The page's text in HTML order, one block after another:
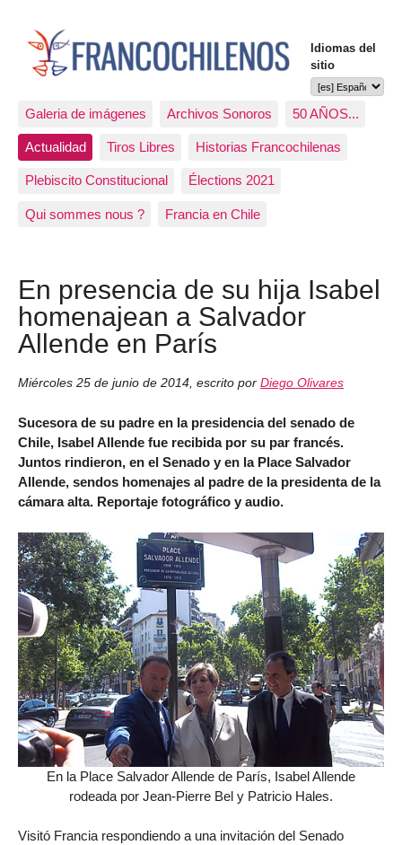
Idiomas del
sitio
Galeria de imágenes Archivos Sonoros 50 AÑOS...
Actualidad Tiros Libres Historias Francochilenas
Plebiscito Constitucional Élections 2021
Qui sommes nous ? Francia en Chile
En presencia de su hija Isabel
homenajean a Salvador
Allende en París
Miércoles 25 de junio de 2014, escrito por Diego Olivares
Sucesora de su padre en la presidencia del senado de
Chile, Isabel Allende fue recibida por su par francés.
Juntos rindieron, en el Senado y en la Place Salvador
Allende, sendos homenajes al padre de la presidenta de la
cámara alta. Reportaje fotográfico y audio.
En la Place Salvador Allende de París, Isabel Allende
rodeada por Jean-Pierre Bel y Patricio Hales.
Visitó Francia respondiendo a una invitación del Senado